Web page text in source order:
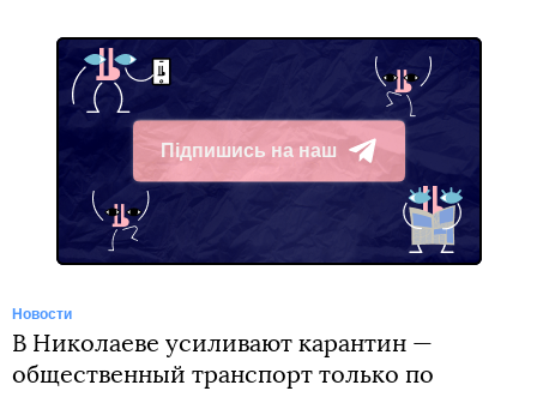
Підпишись на наш
Telegram
Новости
В Николаеве усиливают карантин —
общественный транспорт только по